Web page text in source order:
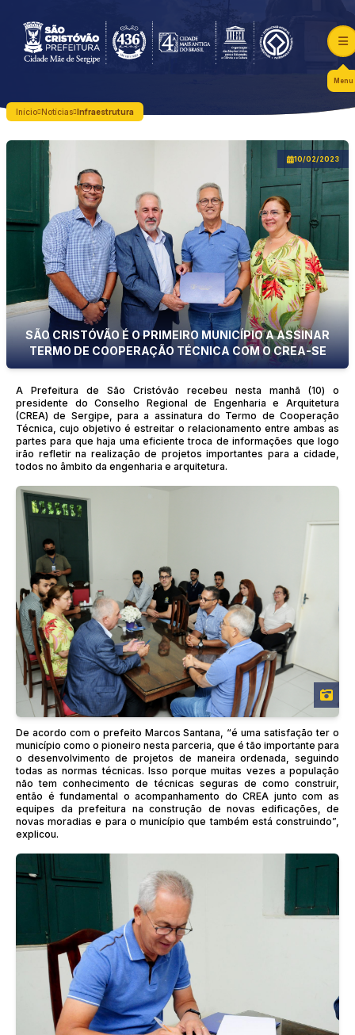
Menu
Início Notícias Infraestrutura
10/02/2023
SÃO CRISTÓVÃO É O PRIMEIRO MUNICÍPIO A ASSINAR
TERMO DE COOPERAÇÃO TÉCNICA COM O CREA-SE
A Prefeitura de São Cristóvão recebeu nesta manhã (10) o
presidente do Conselho Regional de Engenharia e Arquitetura
(CREA) de Sergipe, para a assinatura do Termo de Cooperação
Técnica, cujo objetivo é estreitar o relacionamento entre ambas as
partes para que haja uma eficiente troca de informações que logo
irão refletir na realização de projetos importantes para a cidade,
todos no âmbito da engenharia e arquitetura.
De acordo com o prefeito Marcos Santana, “é uma satisfação ter o
município como o pioneiro nesta parceria, que é tão importante para
o desenvolvimento de projetos de maneira ordenada, seguindo
todas as normas técnicas. Isso porque muitas vezes a população
não tem conhecimento de técnicas seguras de como construir,
então é fundamental o acompanhamento do CREA junto com as
equipes da prefeitura na construção de novas edificações, de
novas moradias e para o município que também está construindo”,
explicou.